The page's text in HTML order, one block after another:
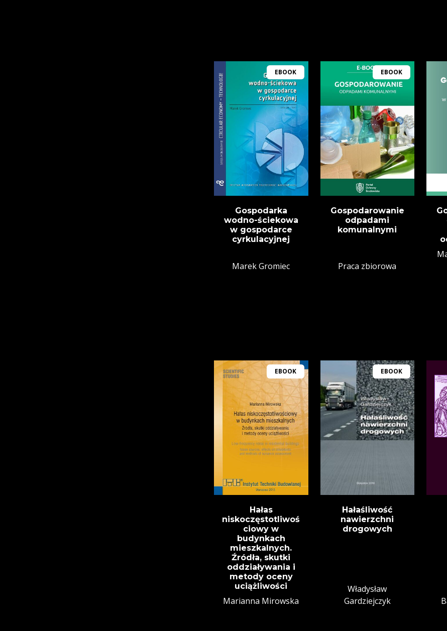
EBOOK
Gospodarka
wodno-ściekowa
w gospodarce
cyrkulacyjnej
Marek Gromiec
EBOOK
Gospodarowanie
odpadami
komunalnymi
Praca zbiorowa
EBOOK
Hałas
niskoczęstotliwoś
ciowy w
budynkach
mieszkalnych.
Źródła, skutki
oddziaływania i
metody oceny
uciążliwości
Marianna Mirowska
EBOOK
Hałaśliwość
nawierzchni
drogowych
Władysław
Gardziejczyk